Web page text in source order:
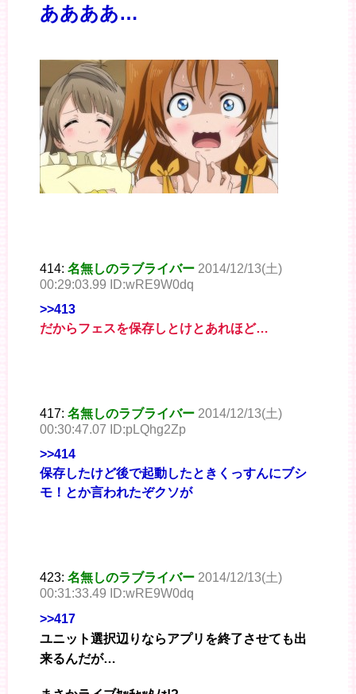
ああああ…
414: 名無しのラブライバー 2014/12/13(土)
00:29:03.99 ID:wRE9W0dq
>>413
だからフェスを保存しとけとあれほど…
417: 名無しのラブライバー 2014/12/13(土)
00:30:47.07 ID:pLQhg2Zp
>>414
保存したけど後で起動したときくっすんにブシ
モ！とか言われたぞクソが
423: 名無しのラブライバー 2014/12/13(土)
00:31:33.49 ID:wRE9W0dq
>>417
ユニット選択辺りならアプリを終了させても出
来るんだが…